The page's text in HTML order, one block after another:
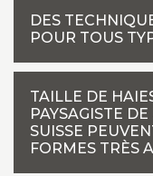
DES
POUR TOUS
TAILLE DE
PAYSAGISTE
SUISSE
FORMES TRÈS